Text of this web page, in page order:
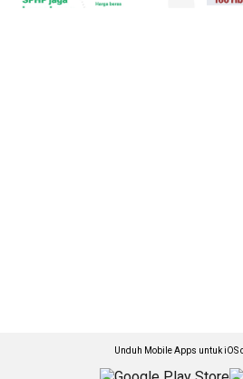
Unduh Mobile Apps untuk iOS